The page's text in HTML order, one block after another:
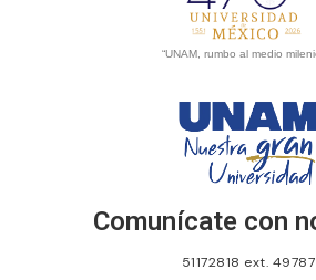
“UNAM, rumbo al medio
Comunícate con
51172818 ext. 49787